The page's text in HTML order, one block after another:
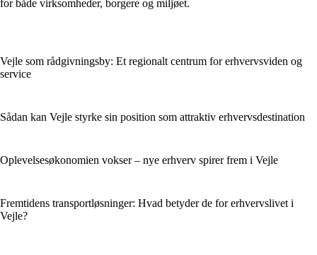
for både virksomheder, borgere og miljøet.
Vejle som rådgivningsby: Et regionalt centrum for erhvervsviden og
service
Sådan kan Vejle styrke sin position som attraktiv erhvervsdestination
Oplevelsesøkonomien vokser – nye erhverv spirer frem i Vejle
Fremtidens transportløsninger: Hvad betyder de for erhvervslivet i
Vejle?